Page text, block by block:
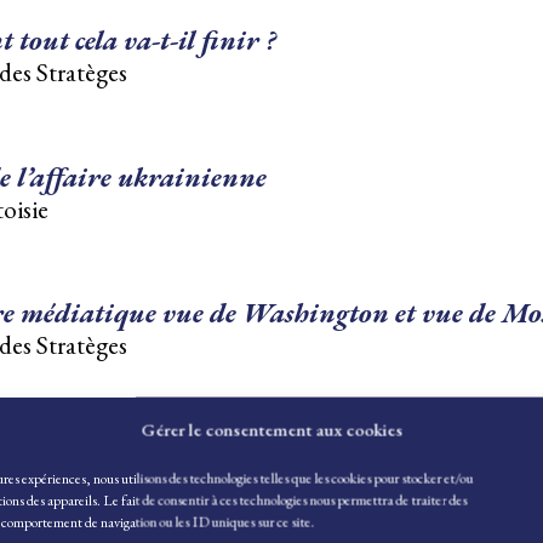
Gérer le consentement aux cookies
expériences, nous utilisons des technologies telles que les cookies pour stocker et/ou
des appareils. Le fait de consentir à ces technologies nous permettra de traiter des
de navigation ou les ID uniques sur ce site.
tout cela va-t-il finir ?
Stratèges
l’affaire ukrainienne
médiatique vue de Washington et vue de
Stratèges
une guerre économique
Stratèges